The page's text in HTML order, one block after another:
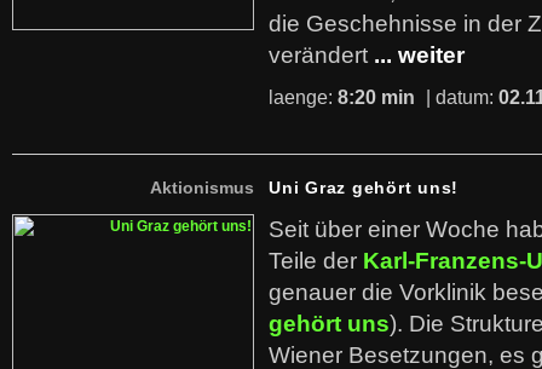
die Geschehnisse in der
verändert ... weiter
laenge: 8:20 min | datum:
Aktionismus Uni Graz gehört uns!
Seit über einer Woche
Teile der Karl-Franzens-
genauer die Vorklinik
gehört uns). Die
Wiener Besetzungen, es